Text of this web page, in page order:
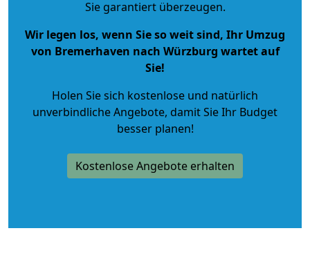
Sie garantiert überzeugen.
Wir legen los, wenn Sie so weit sind, Ihr Umzug
von Bremerhaven nach Würzburg wartet auf
Sie!
Holen Sie sich kostenlose und natürlich
unverbindliche Angebote, damit Sie Ihr Budget
besser planen!
Kostenlose Angebote erhalten